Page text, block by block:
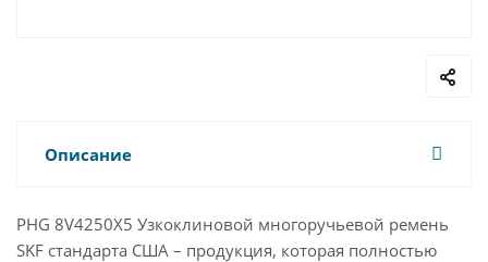
Описание
PHG 8V4250X5 Узкоклиновой многоручьевой ремень
SKF стандарта США – продукция, которая полностью